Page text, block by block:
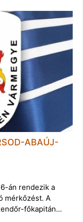
ABAÚJ-
án rendezik a
mérkőzést. A
főkapitán…